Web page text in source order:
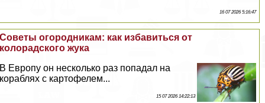
16 07 2026 5:16:47
Советы огородникам: как избавиться от
колорадского жука
В Европу он несколько раз попадал на
кораблях с картофелем...
15 07 2026 14:22:13